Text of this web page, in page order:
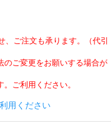
ご注文も承ります。（代引
ご変更をお願いする場合が
ご利用ください。
用ください